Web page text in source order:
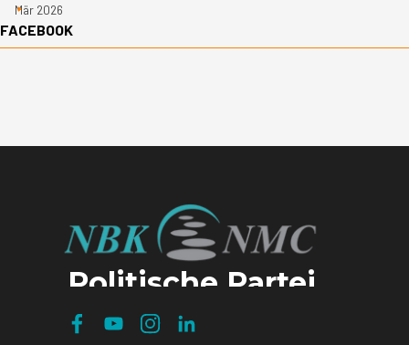
Mär 2026
Block überspringen FACEBOOK
FACEBOOK
Politische Partei